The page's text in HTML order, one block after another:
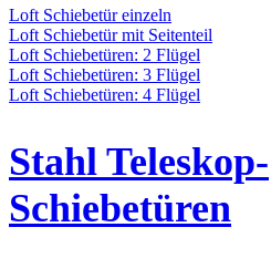
Loft Schiebetür einzeln
Loft Schiebetür mit Seitenteil
Loft Schiebetüren: 2 Flügel
Loft Schiebetüren: 3 Flügel
Loft Schiebetüren: 4 Flügel
Stahl Teleskop-
Schiebetüren